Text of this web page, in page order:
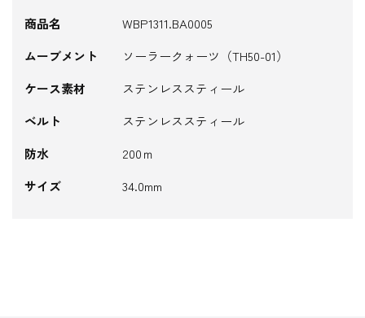
商品名
WBP1311.BA0005
ムーブメント
ソーラークォーツ（TH50-01）
ケース素材
ステンレススティール
ベルト
ステンレススティール
防水
200ｍ
サイズ
34.0mm